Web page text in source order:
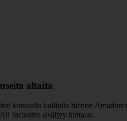
altaita
korkealla kalliolla hienon
Inclusive sisältyy hintaan.